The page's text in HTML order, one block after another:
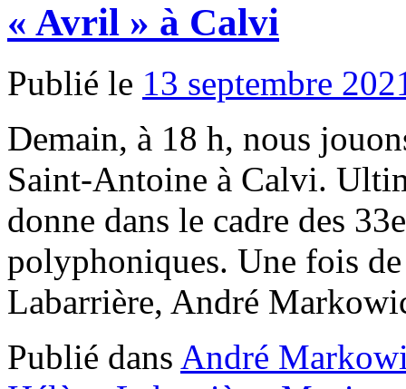
« Avril » à Calvi
Publié le 13 septembre
Demain, à 18 h, nous
Saint-Antoine à Calvi.
donne dans le cadre des
polyphoniques. Une fois
Labarrière, André
Publié dans André